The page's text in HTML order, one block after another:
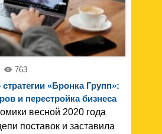
763
«Бронка Групп»:
и перестройка бизнеса
весной 2020 года
поставок и заставила